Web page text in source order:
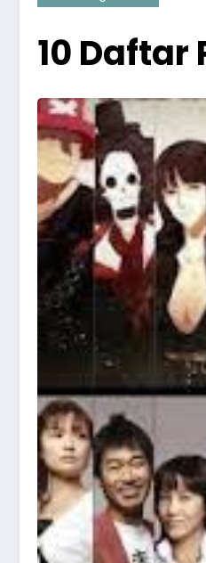
10